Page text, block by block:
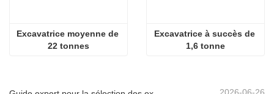
Excavatrice moyenne de
22 tonnes
Excavatrice à succès de
1,6 tonne
2026-06-26